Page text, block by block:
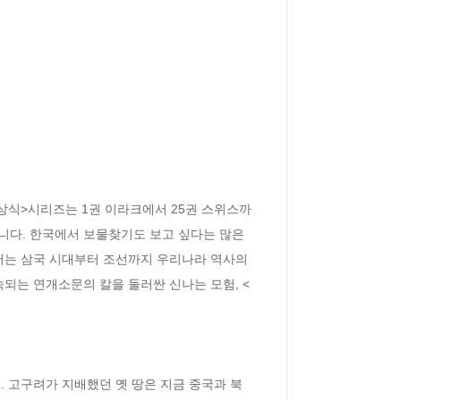
식>시리즈는 1권 이라크에서 25권 스위스까
다. 한국에서 보물찾기도 보고 싶다는 많은
삼국 시대부터 조선까지 우리나라 역사의
는 연개소문의 칼을 둘러싼 신나는 모험, <
구려가 지배했던 옛 땅은 지금 중국과 북